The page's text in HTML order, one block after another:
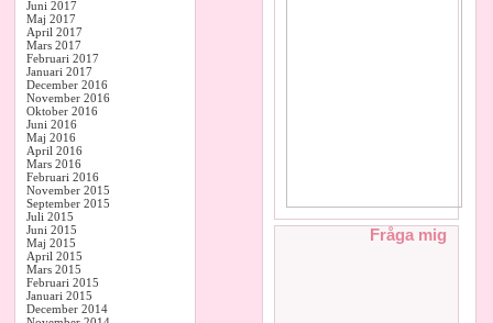
Juni 2017
Maj 2017
April 2017
Mars 2017
Februari 2017
Januari 2017
December 2016
November 2016
Oktober 2016
Juni 2016
Maj 2016
April 2016
Mars 2016
Februari 2016
November 2015
September 2015
Juli 2015
Juni 2015
Maj 2015
April 2015
Mars 2015
Februari 2015
Januari 2015
December 2014
Fråga mig